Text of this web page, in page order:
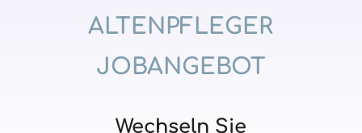
ALTENPFLEGER
JOBANGEBOT
Wechseln Sie